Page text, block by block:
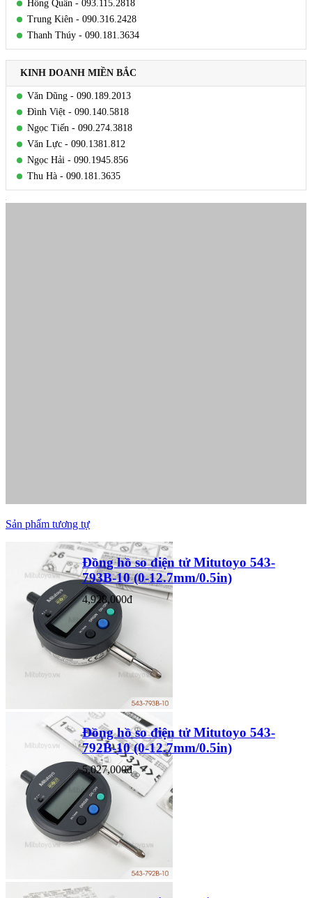
Hồng Quân - 093.115.2818
Trung Kiên - 090.316.2428
Thanh Thúy - 090.181.3634
KINH DOANH MIỀN BẮC
Văn Dũng - 090.189.2013
Đình Việt - 090.140.5818
Ngọc Tiến - 090.274.3818
Văn Lực - 090.1381.812
Ngọc Hải - 090.1945.856
Thu Hà - 090.181.3635
Sản phẩm tương tự
Đồng hồ so điện tử Mitutoyo 543-
793B-10 (0-12.7mm/0.5in)
4,928,000đ
Đồng hồ so điện tử Mitutoyo 543-
792B-10 (0-12.7mm/0.5in)
5,027,000đ